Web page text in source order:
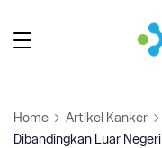
to
Home Artikel Kanker
Dibandingkan Luar Negeri